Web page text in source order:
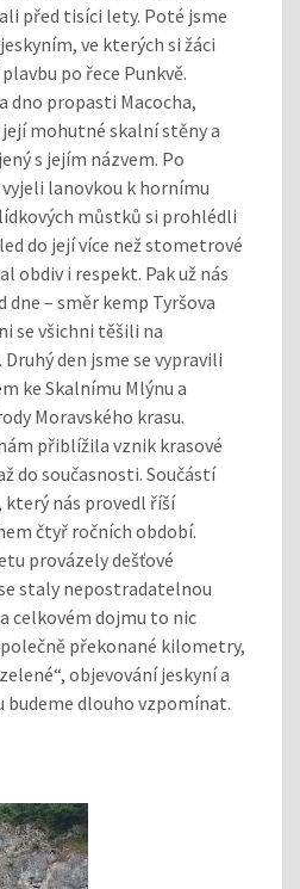
před tisíci lety. Poté jsme
ve kterých si žáci
po řece Punkvě.
dno propasti Macocha,
mohutné skalní stěny a
s jejím názvem. Po
lanovkou k hornímu
můstků si prohlédli
do její více než stometrové
obdiv i respekt. Pak už nás
– směr kemp Tyršova
se všichni těšili na
den jsme se vypravili
ke Skalnímu Mlýnu a
Moravského krasu.
přiblížila vznik krasové
do současnosti. Součástí
nás provedl říší
čtyř ročních období.
provázely dešťové
staly nepostradatelnou
celkovém dojmu to nic
překonané kilometry,
objevování jeskyní a
budeme dlouho vzpomínat.